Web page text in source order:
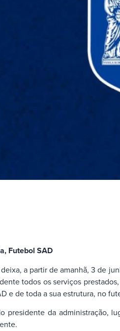
Futebol SAD
a partir de amanhã, 3 de
todos os serviços
e de toda a sua estrutura, no
presidente da administração,